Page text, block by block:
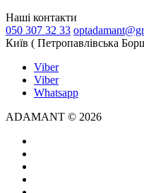
Наші контакти
050 307 32 33
Київ ( Петропавлівська
Viber
Viber
Whatsapp
ADAMANT © 2026